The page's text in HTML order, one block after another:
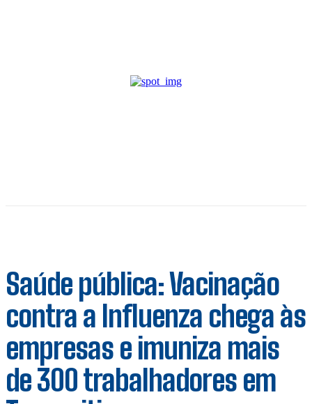
Saúde pública: Vacinação
contra a Influenza chega às
empresas e imuniza mais
de 300 trabalhadores em